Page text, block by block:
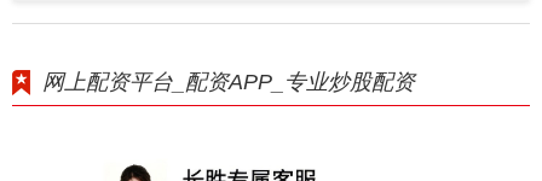
网上配资平台_配资APP_专业炒股配资